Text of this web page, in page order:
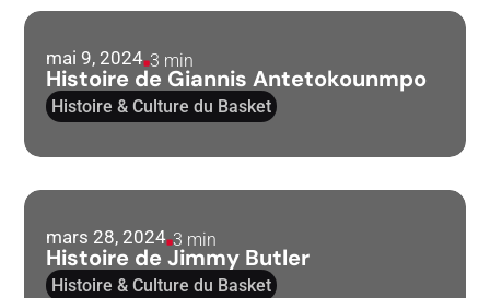
mai 9, 2024 3 min
Histoire de Giannis Antetokounmpo
Histoire & Culture du Basket
mars 28, 2024 3 min
Histoire de Jimmy Butler
Histoire & Culture du Basket